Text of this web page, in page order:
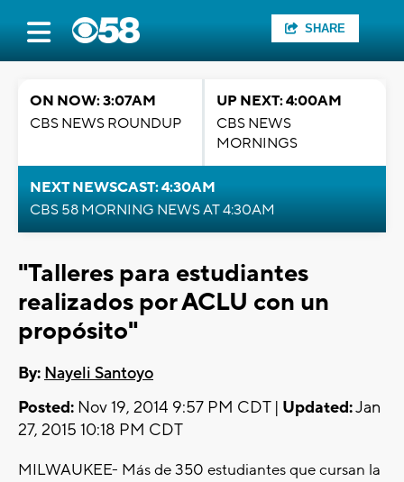
SHARE
ON NOW: 3:07AM
CBS NEWS ROUNDUP
UP NEXT: 4:00AM
CBS NEWS
MORNINGS
NEXT NEWSCAST: 4:30AM
CBS 58 MORNING NEWS AT 4:30AM
"Talleres para estudiantes
realizados por ACLU con un
propósito"
By: Nayeli Santoyo
Posted: Nov 19, 2014 9:57 PM CDT | Updated:Jan
27, 2015 10:18 PM CDT
MILWAUKEE- Más de 350 estudiantes que cursan la